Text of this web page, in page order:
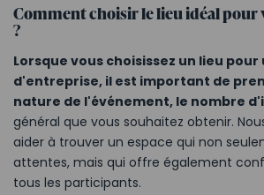
Comment choisir le lieu idéal pour
?
Lorsque vous choisissez un lieu
d'entreprise, il est important de
nature de l'événement, le nombre
général que vous souhaitez obtenir.
aider à trouver un espace qui non
attentes, mais qui offre également
tous les participants.